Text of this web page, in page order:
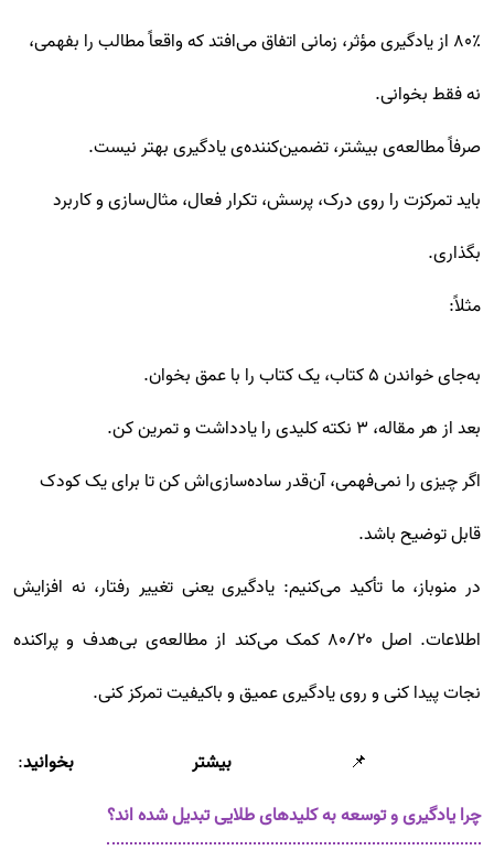
۸۰٪ از یادگیری مؤثر، زمانی اتفاق می‌افتد که واقعاً مطالب را بفهمی،
نه فقط بخوانی.
صرفاً مطالعه‌ی بیشتر، تضمین‌کننده‌ی یادگیری بهتر نیست.
باید تمرکزت را روی درک، پرسش، تکرار فعال، مثال‌سازی و کاربرد
بگذاری.
مثلاً:
به‌جای خواندن ۵ کتاب، یک کتاب را با عمق بخوان.
بعد از هر مقاله، ۳ نکته کلیدی را یادداشت و تمرین کن.
اگر چیزی را نمی‌فهمی، آن‌قدر ساده‌سازی‌اش کن تا برای یک کودک
قابل توضیح باشد.
در منوباز، ما تأکید می‌کنیم: یادگیری یعنی تغییر رفتار، نه افزایش
اطلاعات. اصل ۸۰/۲۰ کمک می‌کند از مطالعه‌ی بی‌هدف و پراکنده
نجات پیدا کنی و روی یادگیری عمیق و باکیفیت تمرکز کنی.
📌 بیشتر بخوانید:
چرا یادگیری و توسعه به کلیدهای طلایی تبدیل شده اند؟